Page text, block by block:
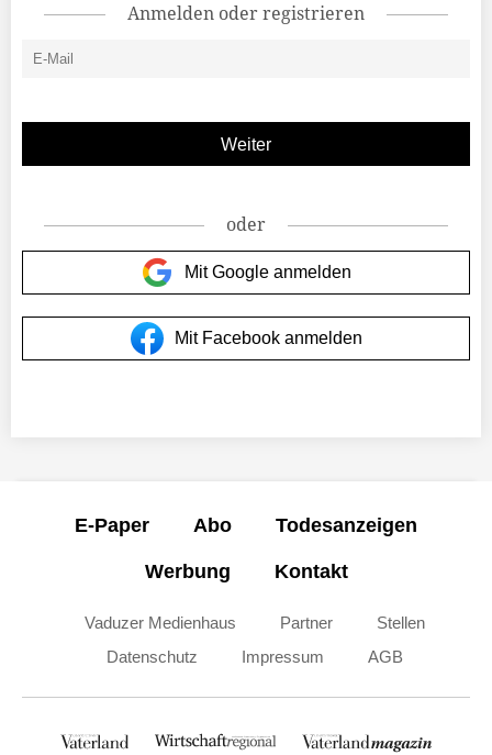
Anmelden oder registrieren
oder
Mit Google anmelden
Mit Facebook anmelden
E-Paper Abo Todesanzeigen
Werbung Kontakt
Vaduzer Medienhaus Partner
Stellen
Datenschutz
Impressum AGB